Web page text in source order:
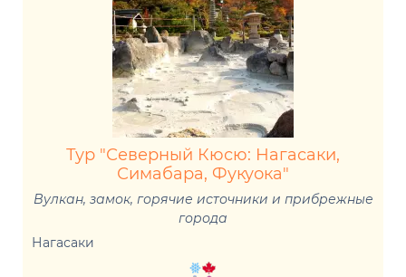
Тур "Северный Кюсю: Нагасаки,
Симабара, Фукуока"
Вулкан, замок, горячие источники и прибрежные
города
Нагасаки